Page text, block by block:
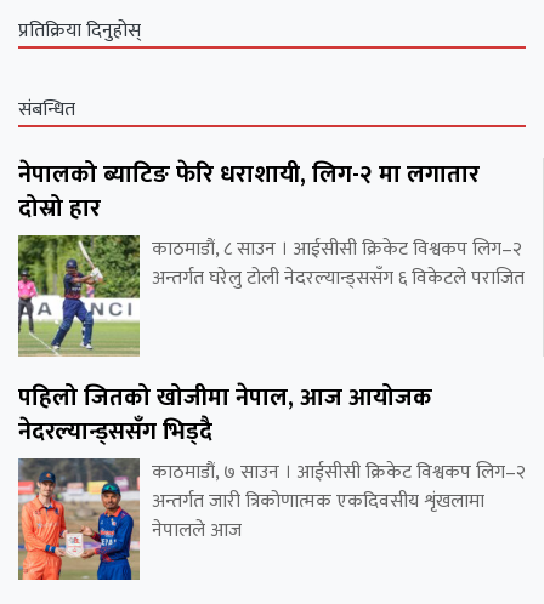
प्रतिक्रिया दिनुहोस्
संबन्धित
नेपालको ब्याटिङ फेरि धराशायी, लिग-२ मा लगातार
दोस्रो हार
काठमाडौं, ८ साउन । आईसीसी क्रिकेट विश्वकप लिग–२
अन्तर्गत घरेलु टोली नेदरल्यान्ड्ससँग ६ विकेटले पराजित
पहिलो जितको खोजीमा नेपाल, आज आयोजक
नेदरल्यान्ड्ससँग भिड्दै
काठमाडौं, ७ साउन । आईसीसी क्रिकेट विश्वकप लिग–२
अन्तर्गत जारी त्रिकोणात्मक एकदिवसीय शृंखलामा
नेपालले आज